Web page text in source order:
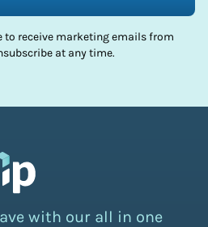
to receive marketing emails from
at any time.
with our all in one